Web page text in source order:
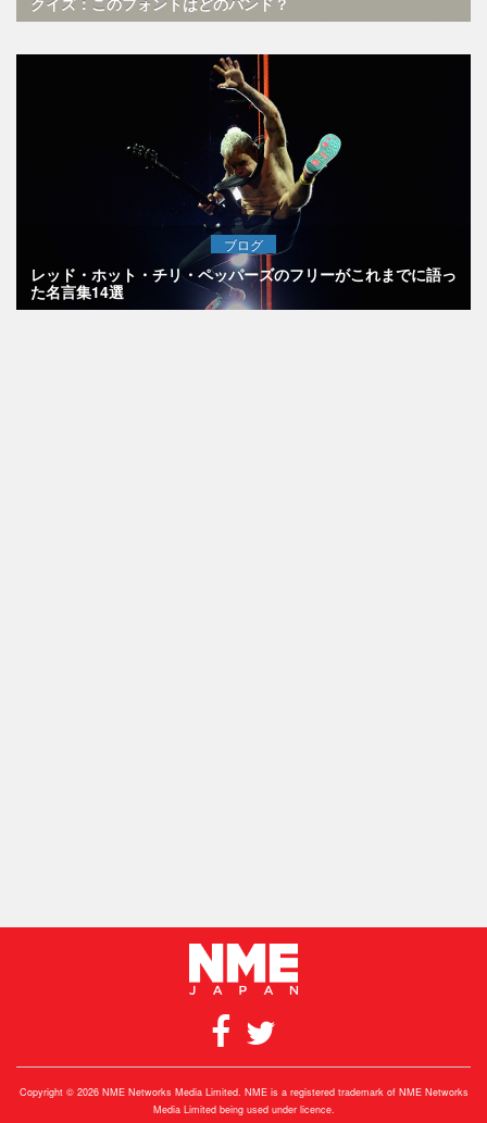
ブログ
レッド・ホット・チリ・ペッパーズのフリーがこれまでに語っ
た名言集14選
Copyright © 2026 NME Networks Media Limited. NME is a registered trademark of NME Networks
Media Limited being used under licence.